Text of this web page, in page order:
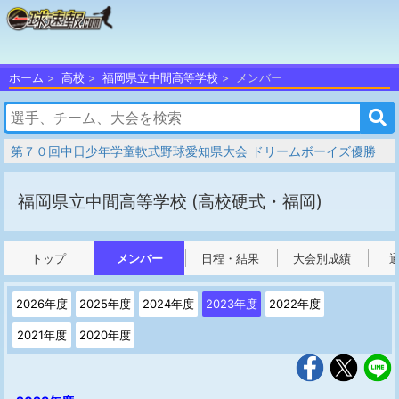
ホーム 高校 福岡県立中間高等学校 メンバー
第７０回中日少年学童軟式野球愛知県大会 ドリームボーイズ優勝
福岡県立中間高等学校 (高校硬式・福岡)
トップ メンバー 日程・結果 大会別成績
2026年度 2025年度 2024年度 2023年度 2022年度
2021年度 2020年度